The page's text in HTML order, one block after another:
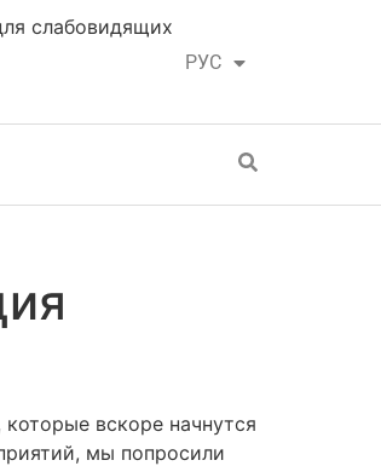
РУС
ҚАЗ
слабовидящих
вскоре начнутся
мы попросили